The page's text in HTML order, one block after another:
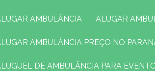
ALUGAR AMBULÂNCIA ALUGAR
ALUGAR AMBULÂNCIA PREÇO NO
ALUGUEL DE AMBULÂNCIA PARA